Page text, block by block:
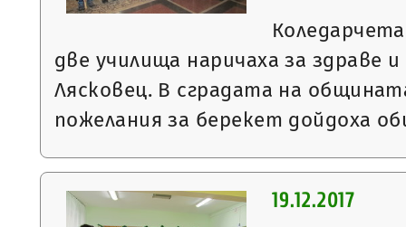
две училища наричаха за здраве
Лясковец. В сградата на
пожелания за берекет дойдоха
19.12.2017